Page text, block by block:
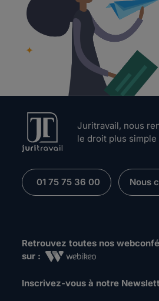
Juritravail, nous
le droit plus simple
01 75 75 36 00 Nous
Retrouvez toutes nos
sur :
Inscrivez-vous à notre